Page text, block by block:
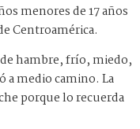
menores de 17 años
Centroamérica.
hambre, frío, miedo,
a medio camino. La
porque lo recuerda